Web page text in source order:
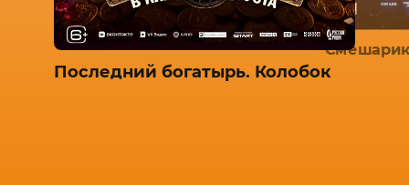
Последний богатырь. Колобок